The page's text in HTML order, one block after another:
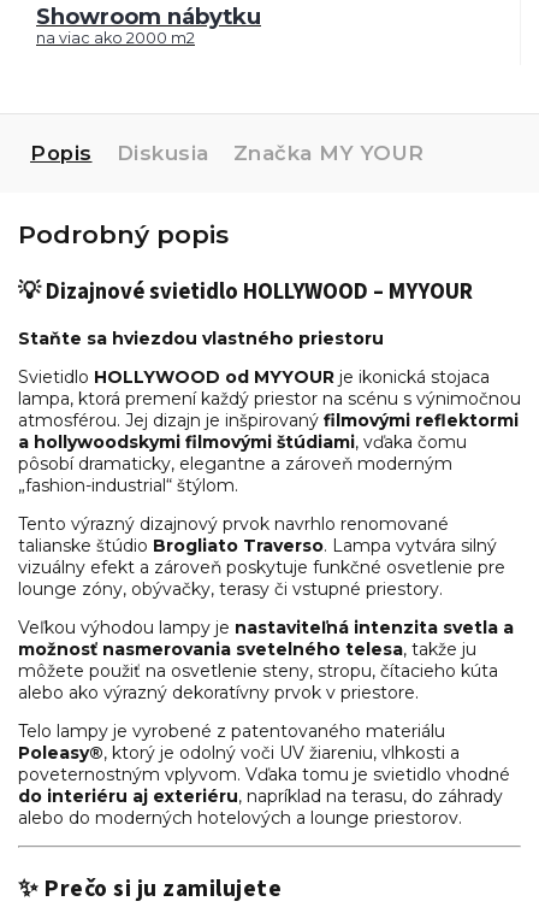
Showroom nábytku
na viac ako 2000 m2
Popis Diskusia Značka MY YOUR
Podrobný popis
💡 Dizajnové svietidlo HOLLYWOOD – MYYOUR
Staňte sa hviezdou vlastného priestoru
Svietidlo HOLLYWOOD od MYYOUR je ikonická stojaca
lampa, ktorá premení každý priestor na scénu s výnimočnou
atmosférou. Jej dizajn je inšpirovaný filmovými reflektormi
a hollywoodskymi filmovými štúdiami, vďaka čomu
pôsobí dramaticky, elegantne a zároveň moderným
„fashion-industrial“ štýlom.
Tento výrazný dizajnový prvok navrhlo renomované
talianske štúdio Brogliato Traverso. Lampa vytvára silný
vizuálny efekt a zároveň poskytuje funkčné osvetlenie pre
lounge zóny, obývačky, terasy či vstupné priestory.
Veľkou výhodou lampy je nastaviteľná intenzita svetla a
možnosť nasmerovania svetelného telesa, takže ju
môžete použiť na osvetlenie steny, stropu, čítacieho kúta
alebo ako výrazný dekoratívny prvok v priestore.
Telo lampy je vyrobené z patentovaného materiálu
Poleasy®, ktorý je odolný voči UV žiareniu, vlhkosti a
poveternostným vplyvom. Vďaka tomu je svietidlo vhodné
do interiéru aj exteriéru, napríklad na terasu, do záhrady
alebo do moderných hotelových a lounge priestorov.
✨ Prečo si ju zamilujete